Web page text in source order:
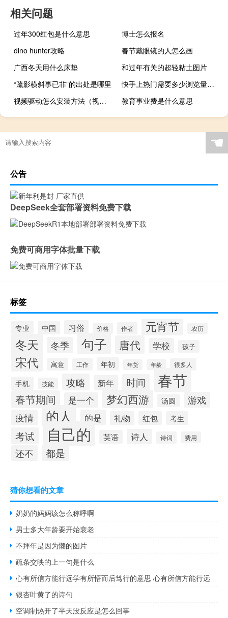
相关问题
过年300红包是什么意思
博士怎么报名
dino hunter攻略
春节戴眼镜的人怎么画
广西冬天用什么床垫
和过年有关的超轻粘土图片
“疏影横斜事已非”的出处是哪里
快手上热门需要多少浏览量（快手上热门）
视频驱动怎么安装方法（视频驱动）
教育事业费是什么意思
☚
公告
DeepSeek全套部署资料免费下载
免费可商用字体批量下载
标签
专业 中国 习俗 价格 作者 元宵节 农历
冬天 冬季 句子 唐代 学校 孩子
宋代 寓意 工作 年初 年货 年龄 很多人
手机 技能 攻略 新年 时间 春节
春节期间 是一个 梦幻西游 汤圆
游戏
疫情
的人 的是 礼物 红包 考生
考试 自己的 英语 诗人 诗词 费用
还不 都是
猜你想看的文章
奶奶的妈妈该怎么称呼啊
男士多大年龄要开始衰老
不拜年是因为懒的图片
疏条交映的上一句是什么
心有所信方能行远学有所悟而后笃行的意思 心有所信方能行远
银杏叶黄了的诗句
空调制热开了半天没反应是怎么回事